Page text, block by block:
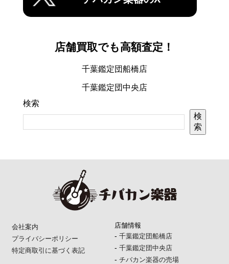
店舗買取でも高額査定！
千葉鑑定団船橋店
千葉鑑定団中央店
検索
検
索
会社案内
プライバシーポリシー
特定商取引に基づく表記
店舗情報
- 千葉鑑定団船橋店
- 千葉鑑定団中央店
- チバカン楽器の売場